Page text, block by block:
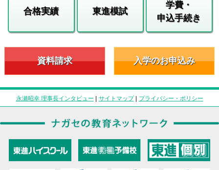
合格実績 東進模試
学費・
申込手続き
資料請求 入学のお申込み
永瀬昭幸 理事長インタビュー | サイトマップ| プライバシー・ポリシー